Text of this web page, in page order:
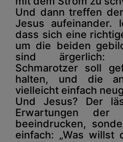
Und dann treffen
Jesus aufeinander.
dass sich eine
um die beiden
sind ärgerlich:
Schmarotzer soll
halten, und die
vielleicht einfach
Und Jesus? Der
Erwartungen der
beeindrucken,
einfach: „Was willst